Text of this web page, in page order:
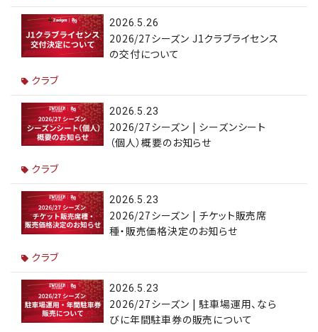
2026.5.26
2026/27シーズン J1クラブライセンス
の交付について
クラブ
2026.5.23
2026/27シーズン | シーズンシート
（個人）概要のお知らせ
クラブ
2026.5.23
2026/27シーズン | チケット販売席
種・販売価格決定のお知らせ
クラブ
2026.5.23
2026/27シーズン | 駐車場運用、なら
びに年間駐車券の販売について